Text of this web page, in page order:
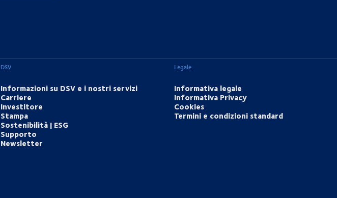
DSV
Informazioni su DSV e i nostri servizi
Carriere
Investitore
Stampa
Sostenibilità | ESG
Supporto
Newsletter
Legale
Informativa legale
Informativa Privacy
Cookies
Termini e condizioni standard